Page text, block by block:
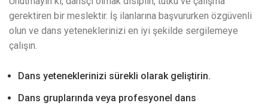
gerektiren bir meslektir. İş ilanlarına başvururken özgüvenli
olun ve dans yeteneklerinizi en iyi şekilde sergilemeye
çalışın.
Dans yeteneklerinizi sürekli olarak geliştirin.
Dans gruplarında veya profesyonel dans